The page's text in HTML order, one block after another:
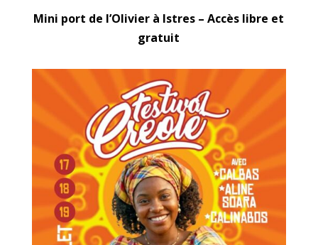
Mini port de l’Olivier à Istres – Accès libre et
gratuit